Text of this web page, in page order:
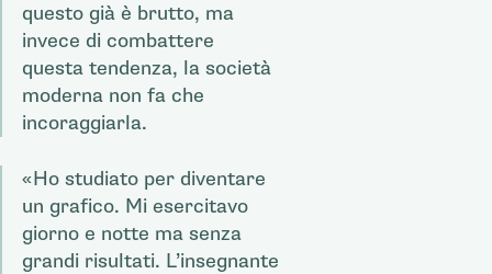
questo già è brutto, ma
invece di combattere
questa tendenza, la società
moderna non fa che
incoraggiarla.
«Ho studiato per diventare
un grafico. Mi esercitavo
giorno e notte ma senza
grandi risultati. L’insegnante